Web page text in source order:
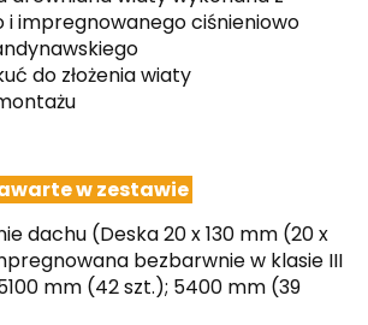
i impregnowanego ciśnieniowo
do złożenia wiaty
w zestawie
dachu (Deska 20 x 130 mm (20 x
bezbarwnie w klasie III
mm (42 szt.); 5400 mm (39